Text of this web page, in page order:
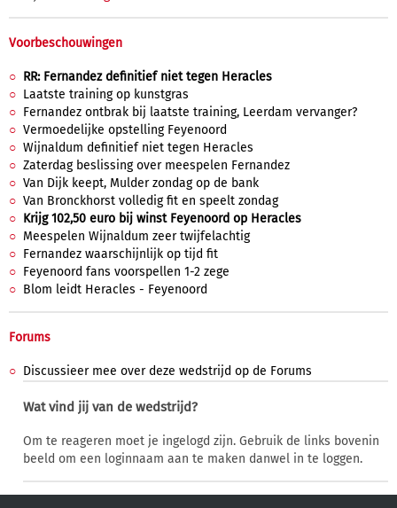
Voorbeschouwingen
RR: Fernandez definitief niet tegen Heracles
Laatste training op kunstgras
Fernandez ontbrak bij laatste training, Leerdam vervanger?
Vermoedelijke opstelling Feyenoord
Wijnaldum definitief niet tegen Heracles
Zaterdag beslissing over meespelen Fernandez
Van Dijk keept, Mulder zondag op de bank
Van Bronckhorst volledig fit en speelt zondag
Krijg 102,50 euro bij winst Feyenoord op Heracles
Meespelen Wijnaldum zeer twijfelachtig
Fernandez waarschijnlijk op tijd fit
Feyenoord fans voorspellen 1-2 zege
Blom leidt Heracles - Feyenoord
Forums
Discussieer mee over deze wedstrijd op de Forums
Wat vind jij van de wedstrijd?
Om te reageren moet je ingelogd zijn. Gebruik de links bovenin
beeld om een loginnaam aan te maken danwel in te loggen.